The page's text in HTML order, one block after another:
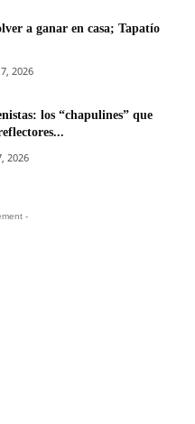
a ganar en casa; Tapatío
2026
los “chapulines” que
2026
-